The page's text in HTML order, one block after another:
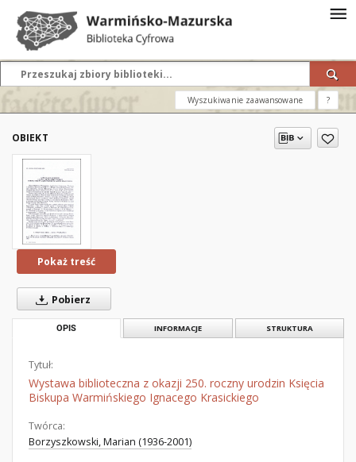
Wyszukiwanie zaawansowane ?
OBIEKT
Pokaż treść
Pobierz
OPIS INFORMACJE STRUKTURA
Tytuł:
Wystawa biblioteczna z okazji 250. roczny urodzin Księcia
Biskupa Warmińskiego Ignacego Krasickiego
Twórca:
Borzyszkowski, Marian (1936-2001)